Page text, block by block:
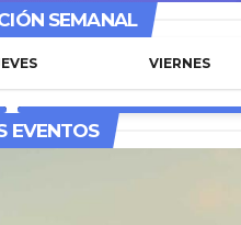
SEMANAL
VIERNES
LATINOHITS RADIO
EVENTOS